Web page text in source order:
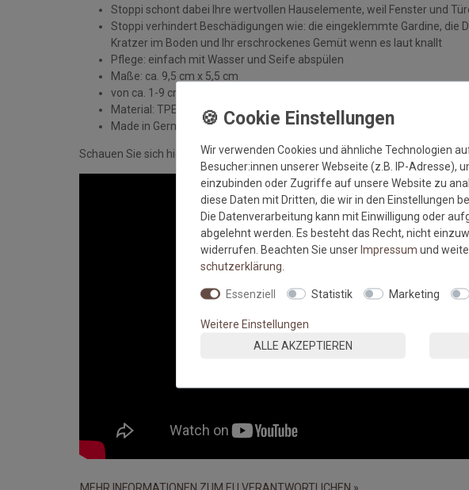
Stoppi schont dabei Ihre wertvollen Hauselemente, weil Fenster und
Stoppi verhindert Beschädigungen wie: die eingeklemmte Gardine, die
Kratzer im Boden und Ihr erschrockenes Gemüt wenn es laut knallt
Pflege: einfach mit Wasser und Seife abspülen
Maße: ca. 9,5 cm x 5,5 cm
von ca. 1-9 cm Spalthöhe einsetzbar
Material: TPE/PP
Made in Germany
Schauen Sie sich hier das Video an:Wir verwenden Cookies und ähnliche Technologien
Besucher:innen unserer Webseite (z.B. IP-Adresse),
einzubinden oder Zugriffe auf unsere Website zu
diese Daten mit Dritten, die wir in den Einstellungen
Die Datenverarbeitung kann mit Einwilligung oder
abgelehnt werden. Es besteht das Recht, nicht
widerrufen. Beachten Sie unserImpressum und
schutz­erklärung
Essenziell Statistik Marketing
Weitere Einstellungen
ALLE AKZEPTIEREN